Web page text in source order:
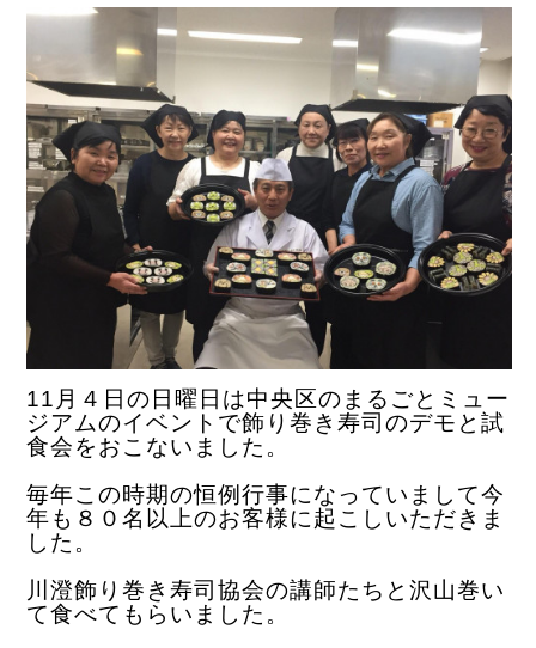
11月４日の日曜日は中央区のまるごとミュー
ジアムのイベントで飾り巻き寿司のデモと試
食会をおこないました。
毎年この時期の恒例行事になっていまして今
年も８０名以上のお客様に起こしいただきま
した。
川澄飾り巻き寿司協会の講師たちと沢山巻い
て食べてもらいました。